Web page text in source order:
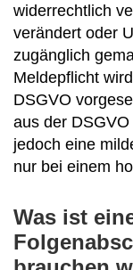
widerrechtlich
verändert oder
zugänglich
Meldepflicht
DSGVO
aus der
jedoch eine
nur bei einem
Was ist